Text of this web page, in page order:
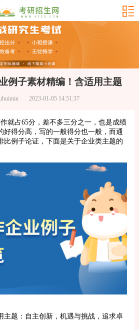
例子素材精编！含适用主题
2023-01-05 14:51:37
占65分，差不多三分之一，也是成绩
好得分高，写的一般得分也一般，而通
比例子论证，下面是关于企业类主题的
题：自主创新，机遇与挑战，追求卓